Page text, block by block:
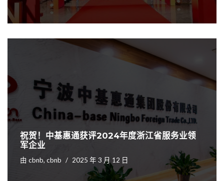
祝贺！中基惠通获评2024年度浙江省服务业领
军企业
由 cbnb, cbnb 2025 年 3 月 12 日